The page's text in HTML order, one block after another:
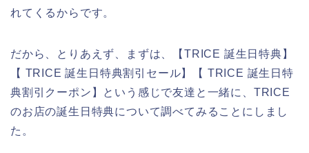
れてくるからです。
だから、とりあえず、まずは、【TRICE 誕生日特典】
【 TRICE 誕生日特典割引セール】【 TRICE 誕生日特
典割引クーポン】という感じで友達と一緒に、TRICE
のお店の誕生日特典について調べてみることにしまし
た。